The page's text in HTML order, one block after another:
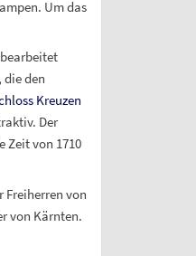
Um das
die den
Kreuzen
Der
Zeit von 1710
Freiherren von
von Kärnten.